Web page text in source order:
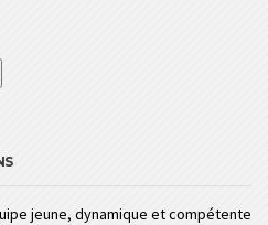
jeune, dynamique et compétente